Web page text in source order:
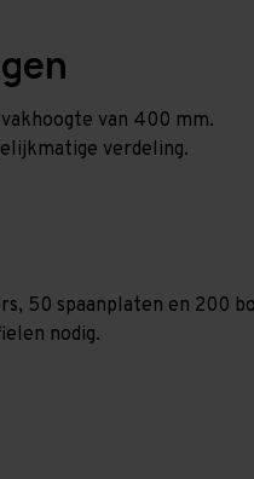
van 400 mm.
verdeling.
50 spaanplaten en 200
nodig.